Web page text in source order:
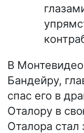
В
Бандейру,
спас его в
Оталору в
Оталора стал